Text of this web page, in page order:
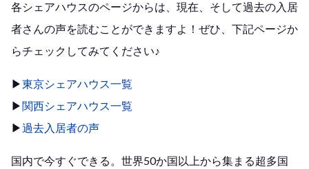
各シェアハウスのページからは、現在、そして過去の入居
者さんの声を読むことができますよ！ぜひ、下記ページか
らチェックしてみてください♪
▶東京シェアハウス一覧
▶関西シェアハウス一覧
▶過去入居者の声
国内で今すぐできる。世界50か国以上から集まる超多国